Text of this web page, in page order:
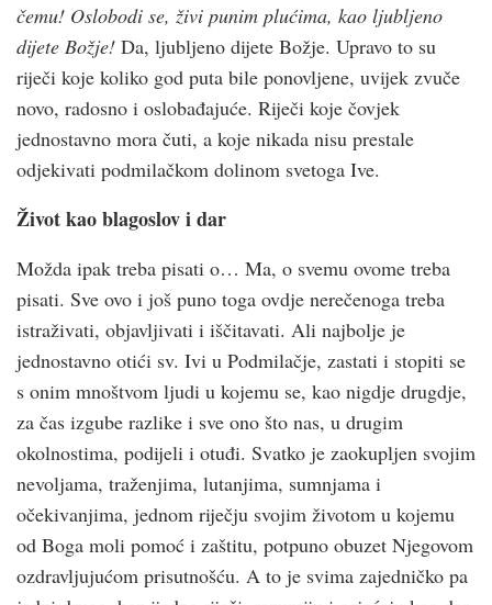
čemu! Oslobodi se, živi punim plućima, kao ljubljeno
dijete Božje! Da, ljubljeno dijete Božje. Upravo to su
riječi koje koliko god puta bile ponovljene, uvijek zvuče
novo, radosno i oslobađajuće. Riječi koje čovjek
jednostavno mora čuti, a koje nikada nisu prestale
odjekivati podmilačkom dolinom svetoga Ive.
Život kao blagoslov i dar
Možda ipak treba pisati o… Ma, o svemu ovome treba
pisati. Sve ovo i još puno toga ovdje nerečenoga treba
istraživati, objavljivati i iščitavati. Ali najbolje je
jednostavno otići sv. Ivi u Podmilačje, zastati i stopiti se
s onim mnoštvom ljudi u kojemu se, kao nigdje drugdje,
za čas izgube razlike i sve ono što nas, u drugim
okolnostima, podijeli i otuđi. Svatko je zaokupljen svojim
nevoljama, traženjima, lutanjima, sumnjama i
očekivanjima, jednom riječju svojim životom u kojemu
od Boga moli pomoć i zaštitu, potpuno obuzet Njegovom
ozdravljujućom prisutnošću. A to je svima zajedničko pa